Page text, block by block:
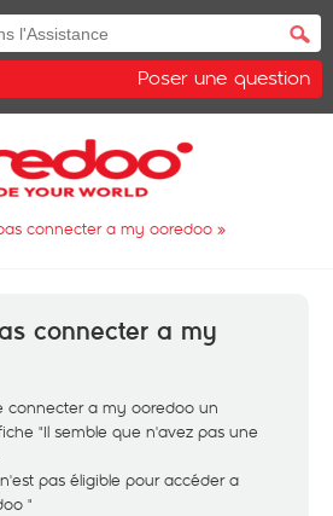
Poser une question
connecter a my ooredoo »
connecter a my
connecter a my ooredoo un
"Il semble que n'avez pas une
pas éligible pour accéder a
"